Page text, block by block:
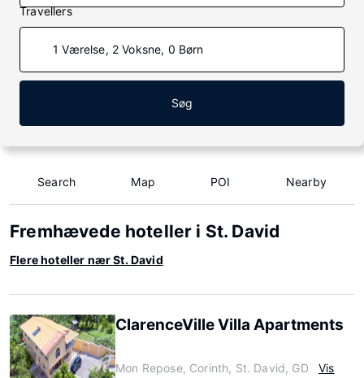
Travellers
1 Værelse, 2 Voksne, 0 Børn
Søg
Search Map POI Nearby
Fremhævede hoteller i St. David
Flere hoteller nær St. David
ClarenceVille Villa Apartments
Mon Repose, Corinth, St. David, GD
Vis